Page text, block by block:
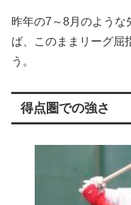
昨年の7～8月のような
ば、このままリーグ屈
う。
得点圏での強さ